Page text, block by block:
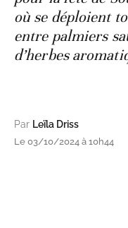
où se déploient
entre palmiers
d’herbes
Par Leïla Driss
Le 03/10/2024 à 10h44